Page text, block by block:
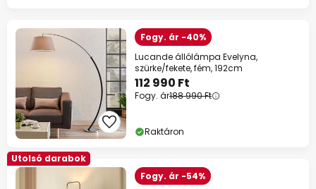
Fogy. ár -40%
Lucande állólámpa Evelyna,
szürke/fekete, fém, 192cm
112 990 Ft
Fogy. ár188 990 Ft
Raktáron
Utolsó darabok
Fogy. ár -54%